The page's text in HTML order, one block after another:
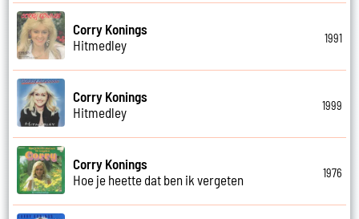
Corry Konings
Hitmedley
1991
Corry Konings
Hitmedley
1999
Corry Konings
Hoe je heette dat ben ik vergeten
1976